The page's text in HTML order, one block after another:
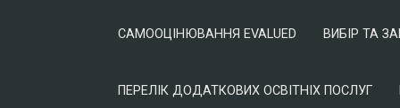
САМООЦІНЮВАННЯ EVALUED ВИБІР ТА
ПЕРЕЛІК ДОДАТКОВИХ ОСВІТНІХ ПОСЛУГ